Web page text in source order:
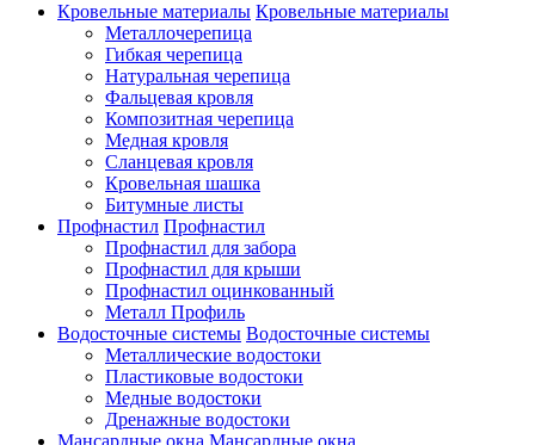
Кровельные материалы Кровельные материалы
Металлочерепица
Гибкая черепица
Натуральная черепица
Фальцевая кровля
Композитная черепица
Медная кровля
Сланцевая кровля
Кровельная шашка
Битумные листы
Профнастил Профнастил
Профнастил для забора
Профнастил для крыши
Профнастил оцинкованный
Металл Профиль
Водосточные системы Водосточные системы
Металлические водостоки
Пластиковые водостоки
Медные водостоки
Дренажные водостоки
Мансардные окна Мансардные окна